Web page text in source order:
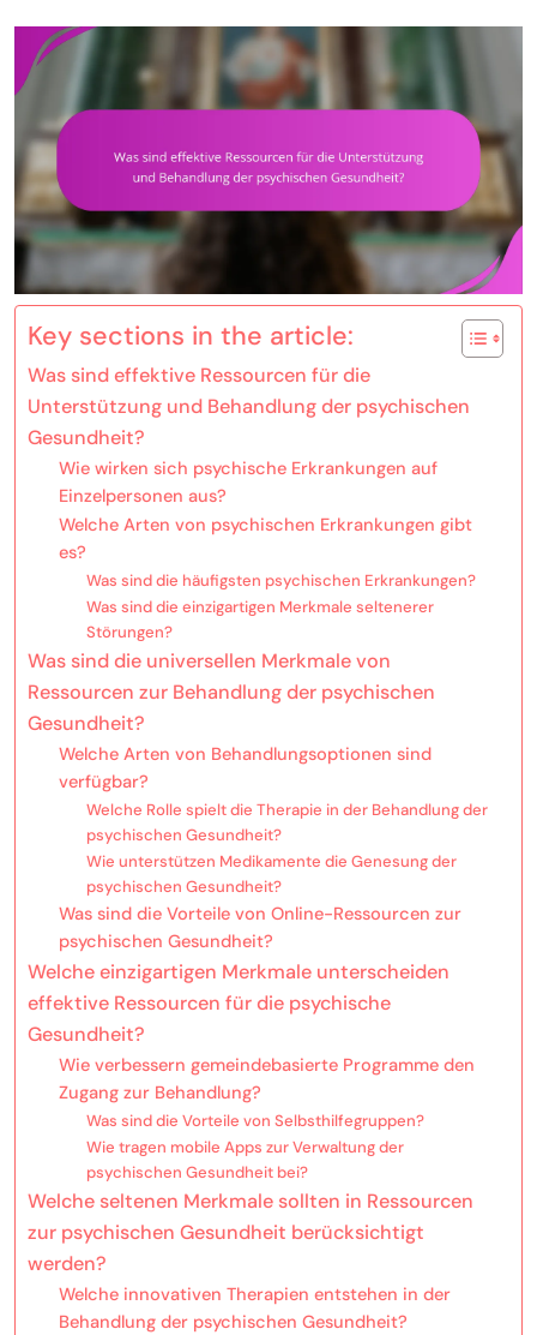
Key sections in the article:
Was sind effektive Ressourcen für die
Unterstützung und Behandlung der psychischen
Gesundheit?
Wie wirken sich psychische Erkrankungen auf
Einzelpersonen aus?
Welche Arten von psychischen Erkrankungen gibt
es?
Was sind die häufigsten psychischen Erkrankungen?
Was sind die einzigartigen Merkmale seltenerer
Störungen?
Was sind die universellen Merkmale von
Ressourcen zur Behandlung der psychischen
Gesundheit?
Welche Arten von Behandlungsoptionen sind
verfügbar?
Welche Rolle spielt die Therapie in der Behandlung der
psychischen Gesundheit?
Wie unterstützen Medikamente die Genesung der
psychischen Gesundheit?
Was sind die Vorteile von Online-Ressourcen zur
psychischen Gesundheit?
Welche einzigartigen Merkmale unterscheiden
effektive Ressourcen für die psychische
Gesundheit?
Wie verbessern gemeindebasierte Programme den
Zugang zur Behandlung?
Was sind die Vorteile von Selbsthilfegruppen?
Wie tragen mobile Apps zur Verwaltung der
psychischen Gesundheit bei?
Welche seltenen Merkmale sollten in Ressourcen
zur psychischen Gesundheit berücksichtigt
werden?
Welche innovativen Therapien entstehen in der
Behandlung der psychischen Gesundheit?